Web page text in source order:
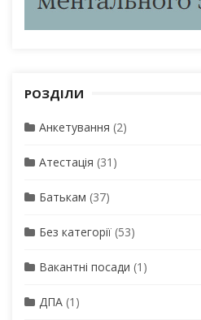
РОЗДІЛИ
Анкетування (2)
Атестація (31)
Батькам (37)
Без категорії (53)
Вакантні посади (1)
ДПА (1)